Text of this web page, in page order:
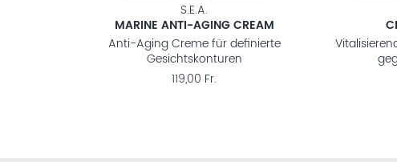
S.E.A.
MARINE ANTI-AGING CREAM
Anti-Aging Creme für definierte
Gesichtskonturen
119,00 Fr.